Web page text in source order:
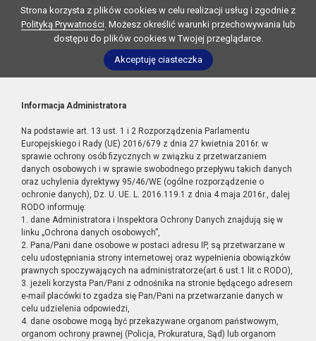
Strona korzysta z plików cookies w celu realizacji usług i zgodnie z
Polityką Prywatności. Możesz określić warunki przechowywania lub
dostępu do plików cookies w Twojej przeglądarce.
Akceptuję ciasteczka
Informacja Administratora
Na podstawie art. 13 ust. 1 i 2 Rozporządzenia Parlamentu
Europejskiego i Rady (UE) 2016/679 z dnia 27 kwietnia 2016r. w
sprawie ochrony osób fizycznych w związku z przetwarzaniem
danych osobowych i w sprawie swobodnego przepływu takich danych
oraz uchylenia dyrektywy 95/46/WE (ogólne rozporządzenie o
ochronie danych), Dz. U. UE. L. 2016.119.1 z dnia 4 maja 2016r., dalej
RODO informuję:
1. dane Administratora i Inspektora Ochrony Danych znajdują się w
linku „Ochrona danych osobowych”,
2. Pana/Pani dane osobowe w postaci adresu IP, są przetwarzane w
celu udostępniania strony internetowej oraz wypełnienia obowiązków
prawnych spoczywających na administratorze(art.6 ust.1 lit.c RODO),
3. jeżeli korzysta Pan/Pani z odnośnika na stronie będącego adresem
e-mail placówki to zgadza się Pan/Pani na przetwarzanie danych w
celu udzielenia odpowiedzi,
4. dane osobowe mogą być przekazywane organom państwowym,
organom ochrony prawnej (Policja, Prokuratura, Sąd) lub organom